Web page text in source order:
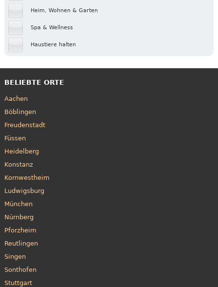
Heim, Wohnen & Garten
Spa & Wellness
Haustiere halten
BELIEBTE ORTE
Aachen
Böblingen
Freudenstadt
Füssen
Heidelberg
Konstanz
Kornwestheim
Ludwigsburg
München
Nürnberg
Pforzheim
Reutlingen
Singen
Sonthofen
Stuttgart